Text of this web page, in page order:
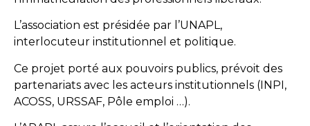
L’association est présidée par l’UNAPL,
interlocuteur institutionnel et politique.
Ce projet porté aux pouvoirs publics, prévoit des
partenariats avec les acteurs institutionnels (INPI,
ACOSS, URSSAF, Pôle emploi …).